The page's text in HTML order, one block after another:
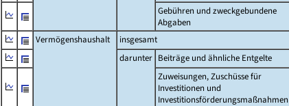
Gebühren und zweckgebundene
Abgaben
Vermögenshaushalt
insgesamt
darunter Beiträge und ähnliche Entgelte
Zuweisungen, Zuschüsse für
Investitionen und
Investitionsförderungsmaßnahmen